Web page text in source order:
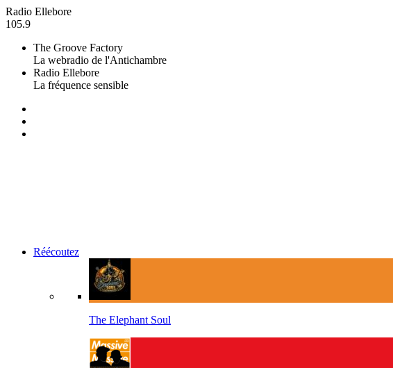
Radio Ellebore
105.9
The Groove Factory
La webradio de l'Antichambre
Radio Ellebore
La fréquence sensible
Réécoutez
The Elephant Soul